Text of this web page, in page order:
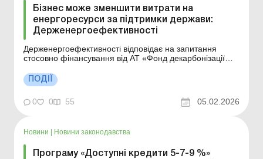
Бізнес може зменшити витрати на
енергоресурси за підтримки держави:
Держенергоефективності
Держенергоефективності відповідає на запитання
стосовно фінансування від АТ «Фонд декарбонізації
за темою: Придбання сонячної електростанції за
рахунок банківського кредиту: облік процентів та комісії
ПОДІЇ
0 0 55 05.02.2026
Новини Новини законодавства
Програму «Доступні кредити 5-7-9 %»